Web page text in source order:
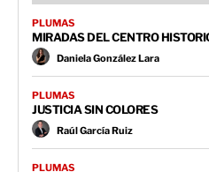
PLUMAS
MIRADAS DEL CENTRO
Daniela González Lara
PLUMAS
JUSTICIA SIN COLORES
Raúl García Ruiz
PLUMAS